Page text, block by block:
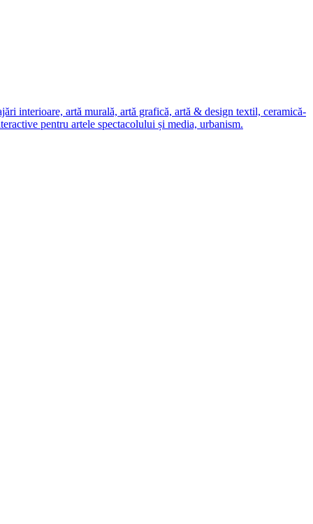
interioare, artă murală, artă grafică, artă & design textil, ceramică-
pentru artele spectacolului și media, urbanism.